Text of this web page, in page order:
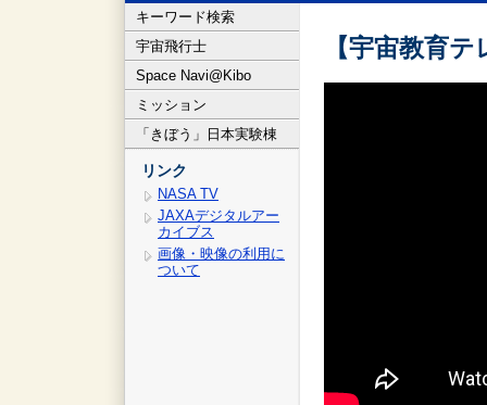
キーワード検索
宇宙飛行士
Space Navi@Kibo
ミッション
「きぼう」日本実験棟
リンク
NASA TV
JAXAデジタルアー
カイブス
画像・映像の利用に
ついて
【宇宙教育